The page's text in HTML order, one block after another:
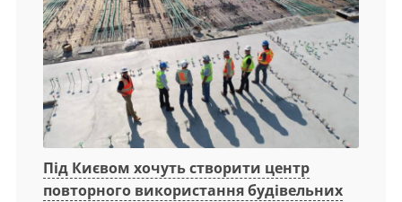
Під Києвом хочуть створити центр
повторного використання будівельних